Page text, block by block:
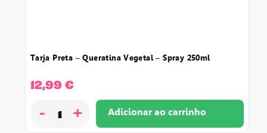
tarja preta – queratina vegetal – spray 250ml
12,99 €
- + Adicionar ao carrinho